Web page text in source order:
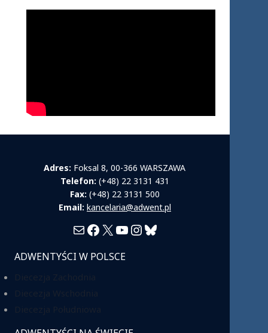
Adres: Foksal 8, 00-366 WARSZAWA
Telefon: (+48) 22 3131 431
Fax: (+48) 22 3131 500
Email: kancelaria@adwent.pl
MailFacebook
X YouTube
Instagram
Bluesky
ADWENTYŚCI W POLSCE